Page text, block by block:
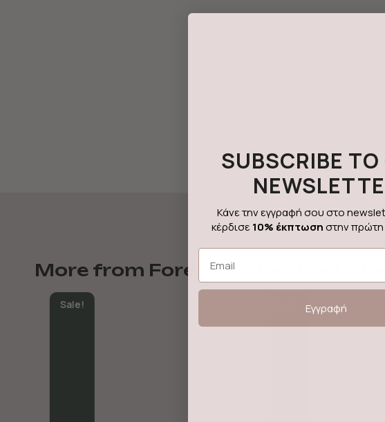
More from ForeverYoung The Label
Sale!
SUBSCRIBE TO
Κάνε την εγγραφή σου στο
κέρδισε 10% έκπτωσηστην
Email
Εγγραφή